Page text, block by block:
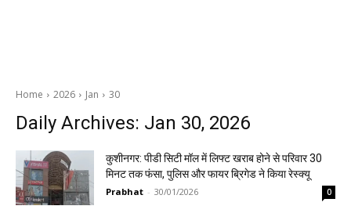
Home 2026 Jan 30
Daily Archives: Jan 30, 2026
कुशीनगर: पीडी सिटी मॉल में लिफ्ट खराब होने से परिवार 30
मिनट तक फंसा, पुलिस और फायर ब्रिगेड ने किया रेस्क्यू
Prabhat - 30/01/2026 0